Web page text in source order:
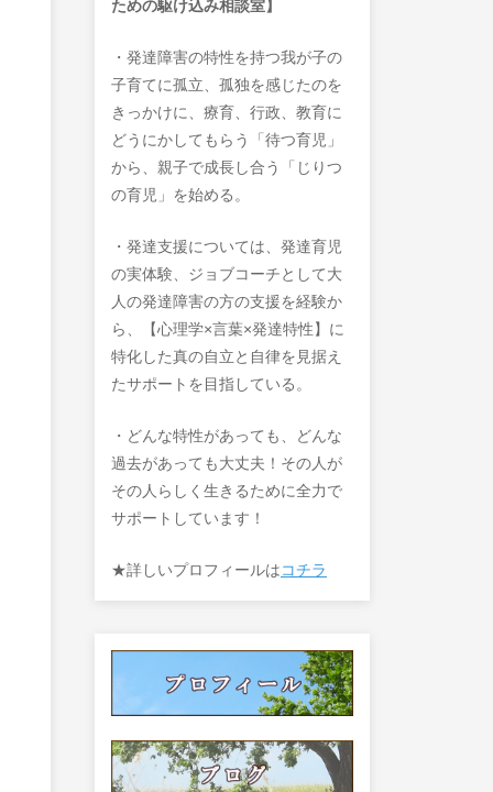
ための駆け込み相談室】
・発達障害の特性を持つ我が子の
子育てに孤立、孤独を感じたのを
きっかけに、療育、行政、教育に
どうにかしてもらう「待つ育児」
から、親子で成長し合う「じりつ
の育児」を始める。
・発達支援については、発達育児
の実体験、ジョブコーチとして大
人の発達障害の方の支援を経験か
ら、【心理学×言葉×発達特性】に
特化した真の自立と自律を見据え
たサポートを目指している。
・どんな特性があっても、どんな
過去があっても大丈夫！その人が
その人らしく生きるために全力で
サポートしています！
★詳しいプロフィールはコチラ